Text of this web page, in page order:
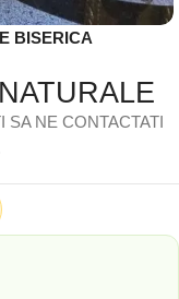
BISERICA
SA NE CONTACTATI